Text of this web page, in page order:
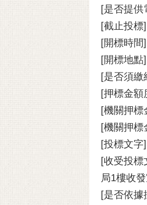
[是否提
[截止投
[開標時
[開標地
[是否須
[押標金
[機關押
[機關押
[投標文
[收受投
局1樓收
[是否依